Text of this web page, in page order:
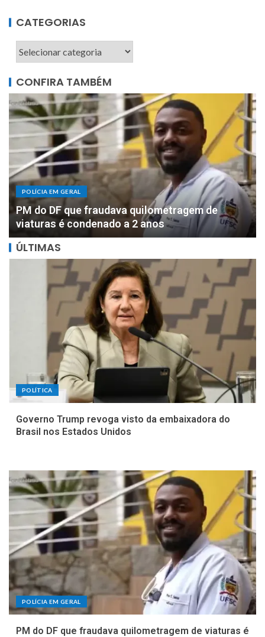
CATEGORIAS
CONFIRA TAMBÉM
POLÍCIA EM GERAL
DOIS MILHÕES: PF apreende R$ 2 milhões com
motorista de parlamentar federal de Rondônia
ÚLTIMAS
POLÍTICA
Governo Trump revoga visto da embaixadora do
Brasil nos Estados Unidos
POLÍCIA EM GERAL
PM do DF que fraudava quilometragem de viaturas é